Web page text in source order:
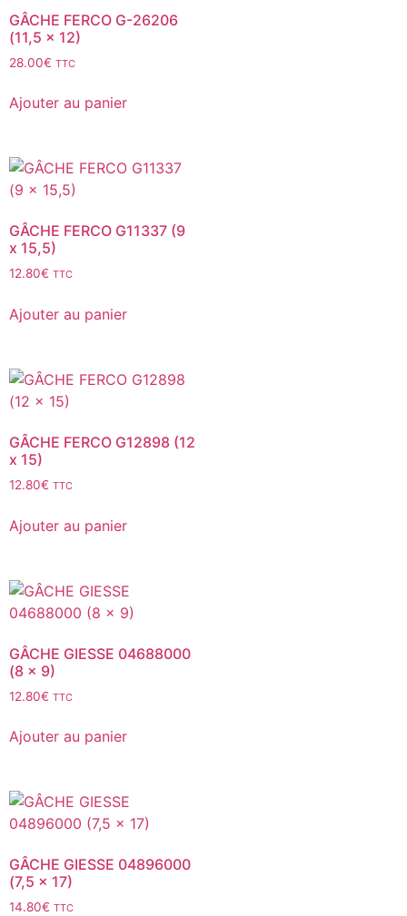
GÂCHE FERCO G-26206
(11,5 x 12)
28.00€ TTC
Ajouter au panier
GÂCHE FERCO G11337 (9
x 15,5)
12.80€ TTC
Ajouter au panier
GÂCHE FERCO G12898 (12
x 15)
12.80€ TTC
Ajouter au panier
GÂCHE GIESSE 04688000
(8 x 9)
12.80€ TTC
Ajouter au panier
GÂCHE GIESSE 04896000
(7,5 x 17)
14.80€ TTC